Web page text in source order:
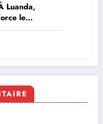
Luanda,
le
d’Ivoire en